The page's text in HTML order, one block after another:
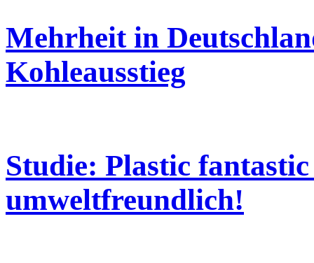
Mehrheit in
Kohleausstieg
Studie: Plastic
umweltfreundlich!